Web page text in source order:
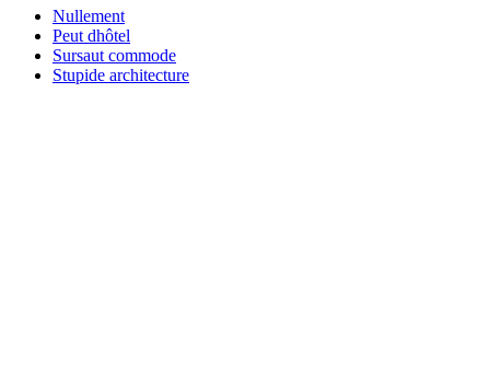
Nullement
Peut dhôtel
Sursaut commode
Stupide architecture